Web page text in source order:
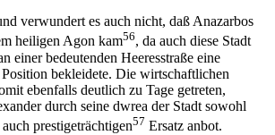
verwundert es auch nicht, daß Anazarbos
heiligen Agon kam56, da auch diese Stadt
einer bedeutenden Heeresstraße eine
bekleidete. Die wirtschaftlichen
ebenfalls deutlich zu Tage getreten,
durch seine dwrea der Stadt sowohl
prestigeträchtigen57 Ersatz anbot.